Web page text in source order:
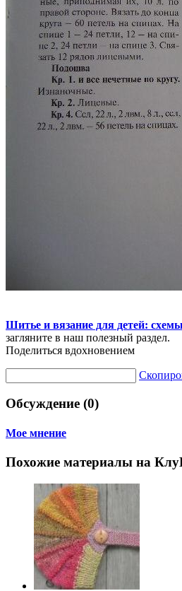
Шитье и вязание для детей:
загляните в наш полезный раздел.
Поделиться вдохновением
Обсуждение (0)
Мое мнение
Похожие материалы на